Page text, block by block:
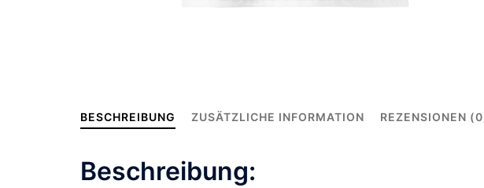
BESCHREIBUNG ZUSÄTZLICHE INFORMATION REZENSIONEN
Beschreibung: